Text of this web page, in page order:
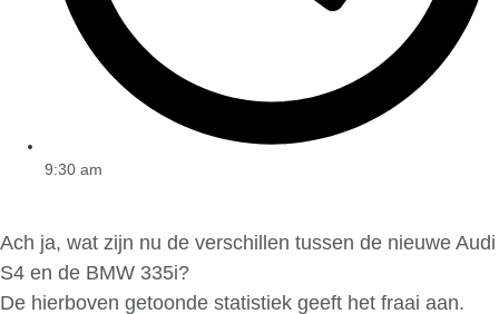
9:30 am
Ach ja, wat zijn nu de verschillen tussen de nieuwe Audi
S4 en de BMW 335i?
De hierboven getoonde statistiek geeft het fraai aan.